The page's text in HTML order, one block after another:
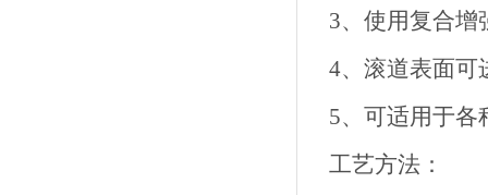
3、使用复合增
4、滚道表面可
5、可适用于各
工艺方法：